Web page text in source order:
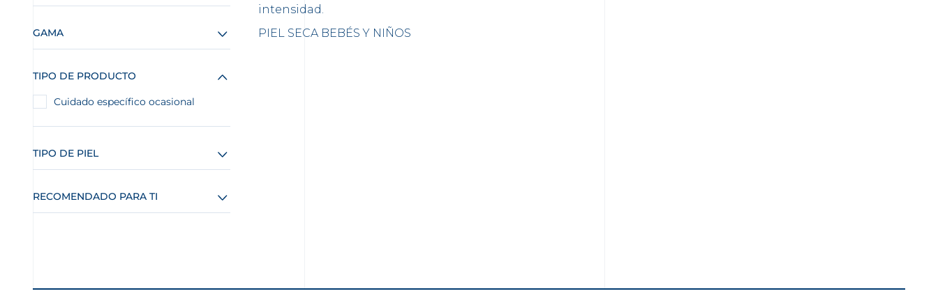
GAMA
TIPO DE PRODUCTO
Cuidado específico ocasional
TIPO DE PIEL
RECOMENDADO PARA TI
intensidad.
PIEL SECA BEBÉS Y NIÑOS